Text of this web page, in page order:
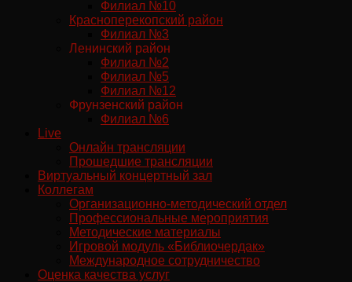
Филиал №10
Красноперекопский район
Филиал №3
Ленинский район
Филиал №2
Филиал №5
Филиал №12
Фрунзенский район
Филиал №6
Live
Онлайн трансляции
Прошедшие трансляции
Виртуальный концертный зал
Коллегам
Организационно-методический отдел
Профессиональные мероприятия
Методические материалы
Игровой модуль «Библиочердак»
Международное сотрудничество
Оценка качества услуг